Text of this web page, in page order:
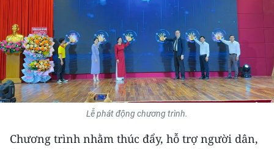
Y TẾ
KHOA HỌC - CÔNG NGHỆ
MÔI TRƯỜNG
KIỂM CHỨNG THÔNG TIN
Lễ phát động chương trình.
Chương trình nhằm thúc đẩy, hỗ trợ người dân,